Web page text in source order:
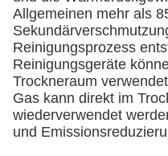
Allgemeinen mehr als
Reinigungsprozess
Reinigungsgeräte
Trockneraum
Gas kann direkt im
wiederverwendet
und